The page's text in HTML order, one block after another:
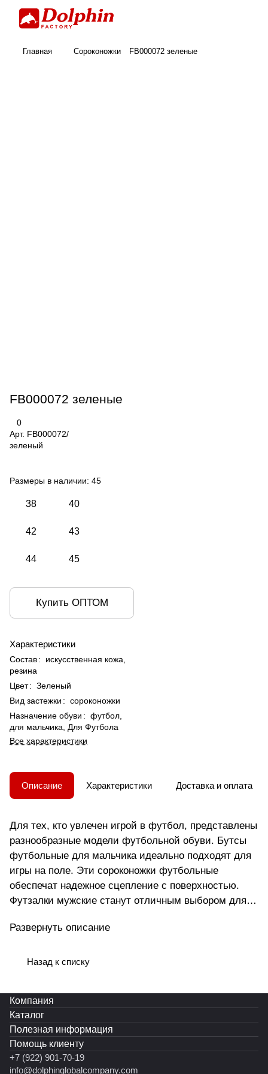
Главная Сороконожки FB000072 зеленые
FB000072 зеленые
0
Арт. FB000072/
зеленый
Размеры в наличии: 45
38 40
42 43
44 45
Купить ОПТОМ
Характеристики
Состав:
искусственная кожа,
резина
Цвет: Зеленый
Вид застежки : сороконожки
Назначение обуви : футбол,
для мальчика, Для Футбола
Все характеристики
Описание Характеристики Доставка и оплата
Для тех, кто увлечен игрой в футбол, представлены
разнообразные модели футбольной обуви. Бутсы
футбольные для мальчика идеально подходят для
игры на поле. Эти сороконожки футбольные
обеспечат надежное сцепление с поверхностью.
Футзалки мужские станут отличным выбором для
сороконожки и бампы. Бутсы отличаются
футбола гарантируют комфорт и безопасность во
Специальная конструкция с носком обеспечивает
дополнительную поддержку стопы и предотвращает
травмы. Для взрослых игроков созданы бутсы
футбольные мужские, которые сочетают в себе
стиль и функциональность. Специально
Развернуть описание
Назад к списку
Компания
Каталог
Полезная информация
Помощь клиенту
+7 (922) 901-70-19
info@dolphinglobalcompany.com